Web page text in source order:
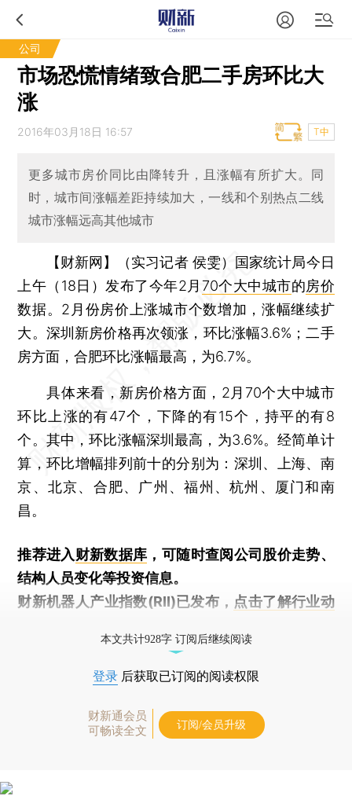
公司
市场恐慌情绪致合肥二手房环比大
涨
2016年03月18日 16:57 T中
更多城市房价同比由降转升，且涨幅有所扩大。同
时，城市间涨幅差距持续加大，一线和个别热点二线
城市涨幅远高其他城市
【财新网】（实习记者 侯雯） 国家统计局今日
上午（18日）发布了今年2月 70个大中城市的房价
数据。2月份房价上涨城市个数增加，涨幅继续扩
大。深圳新房价格再次领涨，环比涨幅3.6%；二手
房方面，合肥环比涨幅最高，为6.7%。
具体来看，新房价格方面，2月70个大中城市
环比上涨的有47个，下降的有15个，持平的有8
个。其中，环比涨幅深圳最高，为3.6%。经简单计
算，环比增幅排列前十的分别为：深圳、上海、南
京、北京、合肥、广州、福州、杭州、厦门和南
昌。
推荐进入财新数据库 ，可随时查阅公司股价走势、
结构人员变化等投资信息。
财新机器人产业指数(RII)已发布， 点击了解行业动
本文共计928字 订阅后继续阅读
登录 后获取已订阅的阅读权限
财新通会员
可畅读全文
订阅/会员升级